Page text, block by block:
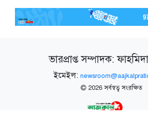
ভারপ্রাপ্ত সম্পাদক:
ইমেইল:
2026 সর্বস্বত্ব সংরক্ষিত